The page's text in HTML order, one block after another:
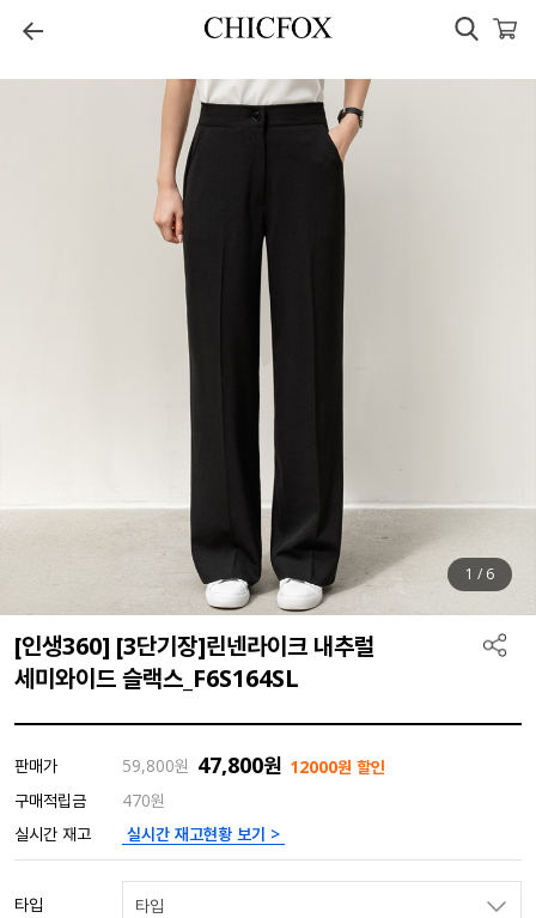
1 / 6
[인생360] [3단기장]린넨라이크 내추럴
세미와이드 슬랙스_F6S164SL
판매가 59,800원 47,800원 12000원 할인
구매적립금
470원
실시간 재고
실시간 재고현황 보기 >
타입 타입